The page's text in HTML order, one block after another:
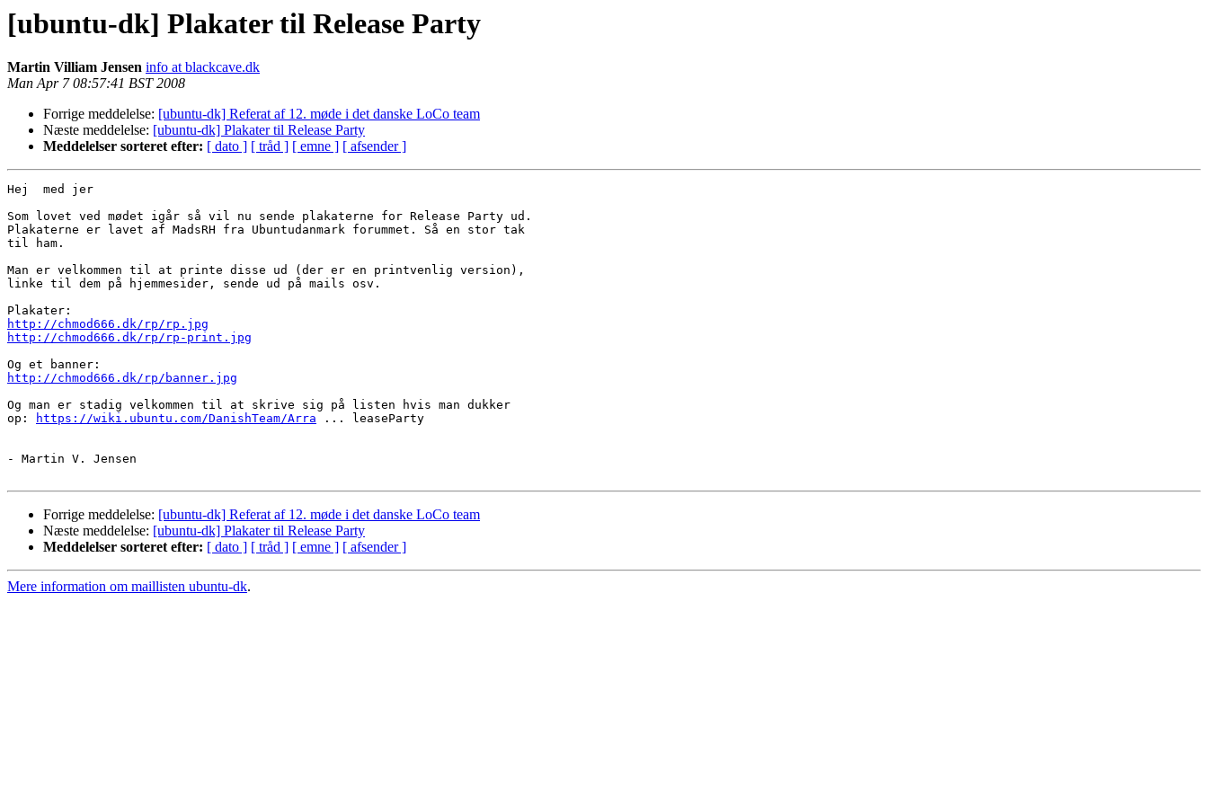
[ubuntu-dk] Plakater til Release Party
Martin Villiam Jensen info at blackcave.dk
Man Apr 7 08:57:41 BST 2008
Forrige meddelelse: [ubuntu-dk] Referat af 12. møde i det danske LoCo team
Næste meddelelse: [ubuntu-dk] Plakater til Release Party
Meddelelser sorteret efter: [ dato ] [ tråd ] [ emne ] [ afsender ]
Hej  med jer
Som lovet ved mødet igår så vil nu sende plakaterne for Release Party ud.
Plakaterne er lavet af MadsRH fra Ubuntudanmark forummet. Så en stor tak
til ham.
Man er velkommen til at printe disse ud (der er en printvenlig version),
linke til dem på hjemmesider, sende ud på mails osv.
http://chmod666.dk/rp/rp.jpg
http://chmod666.dk/rp/rp-print.jpg
http://chmod666.dk/rp/banner.jpg
Og man er stadig velkommen til at skrive sig på listen hvis man dukker
op:
https://wiki.ubuntu.com/DanishTeam/Arra ... leaseParty
- Martin V. Jensen
Forrige meddelelse: [ubuntu-dk] Referat af 12. møde i det danske LoCo team
Næste meddelelse: [ubuntu-dk] Plakater til Release Party
Meddelelser sorteret efter: [ dato ] [ tråd ] [ emne ] [ afsender ]
Mere information om maillisten ubuntu-dk.